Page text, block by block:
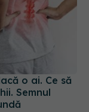
Semnul